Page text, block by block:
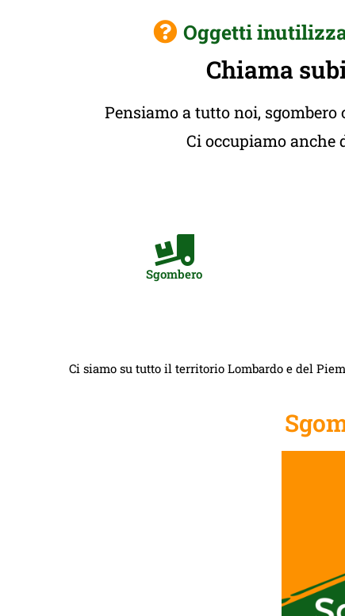
Oggetti
Chiama
Pensiamo a tutto noi,
Ci occupiamo
Sgombero
Ci siamo su tutto il territorio Lombardo e del